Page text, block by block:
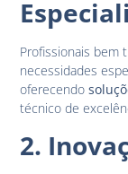
Profissionais bem
necessidades
oferecendo
técnico de
2.